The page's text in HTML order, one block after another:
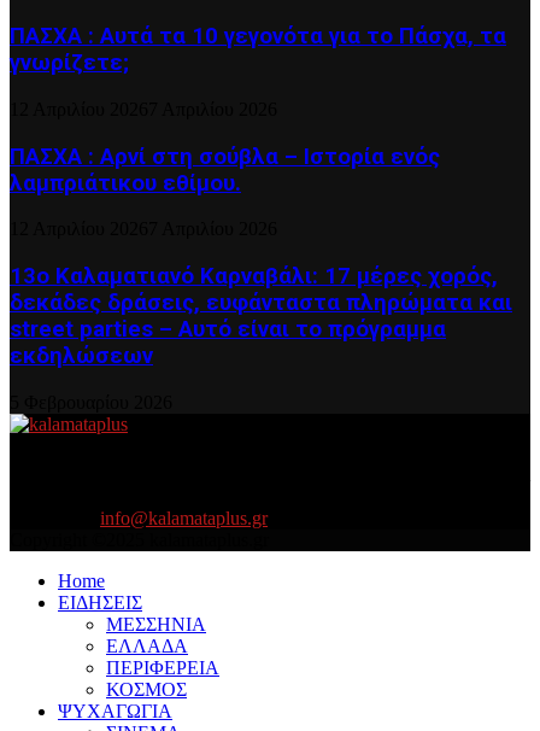
ΠΑΣΧΑ : Αυτά τα 10 γεγονότα για το Πάσχα, τα
γνωρίζετε;
ΠΑΣΧΑ : Αρνί στη σούβλα – Ιστορία ενός
λαμπριάτικου εθίμου.
13ο Καλαματιανό Καρναβάλι: 17 μέρες χορός,
δεκάδες δράσεις, ευφάνταστα πληρώματα και
street parties – Αυτό είναι το πρόγραμμα
εκδηλώσεων
info@kalamataplus.gr
Home
ΕΙΔΗΣΕΙΣ
ΜΕΣΣΗΝΙΑ
ΕΛΛΑΔΑ
ΠΕΡΙΦΕΡΕΙΑ
ΚΟΣΜΟΣ
ΨΥΧΑΓΩΓΙΑ